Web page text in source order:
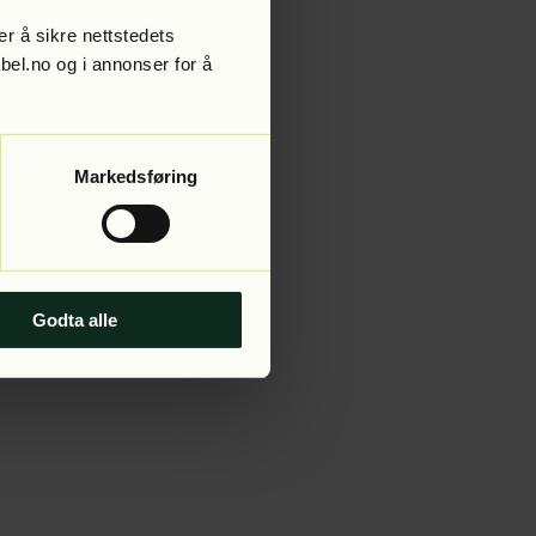
å sikre nettstedets
og i annonser for å
Markedsføring
Godta alle